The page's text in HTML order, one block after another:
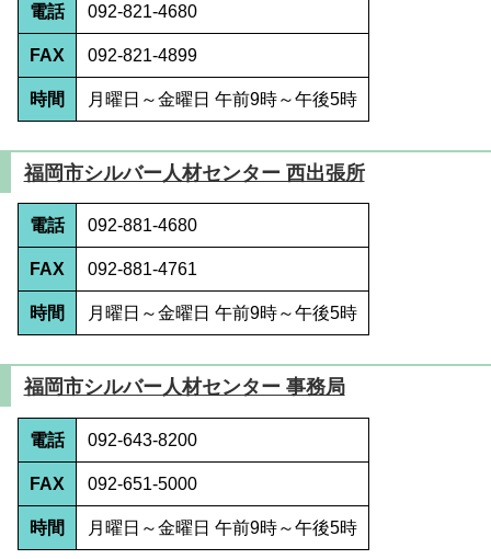
電話 092-821-4680
FAX 092-821-4899
時間 月曜日～金曜日 午前9時～午後5時
福岡市シルバー人材センター 西出張所
電話 092-881-4680
FAX 092-881-4761
時間 月曜日～金曜日 午前9時～午後5時
福岡市シルバー人材センター 事務局
電話 092-643-8200
FAX 092-651-5000
時間 月曜日～金曜日 午前9時～午後5時